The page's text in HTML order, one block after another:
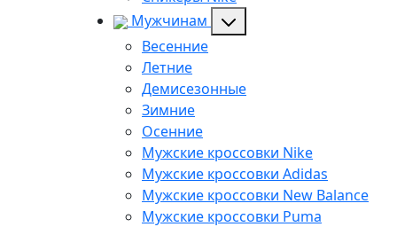
Мужчинам
Весенние
Летние
Демисезонные
Зимние
Осенние
Мужские кроссовки Nike
Мужские кроссовки Adidas
Мужские кроссовки New Balance
Мужские кроссовки Puma